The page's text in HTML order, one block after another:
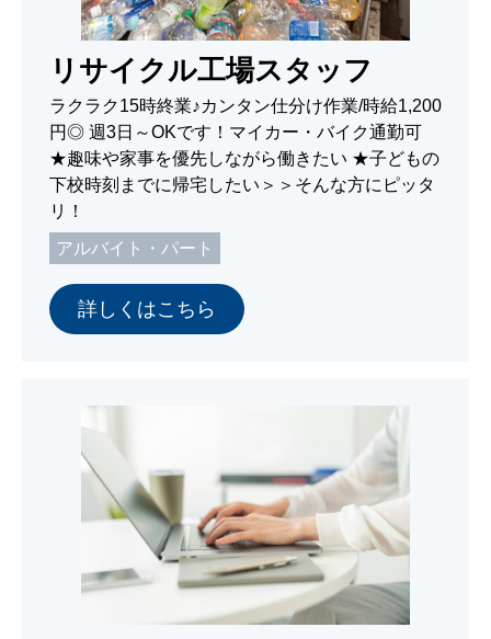
リサイクル工場スタッフ
ラクラク15時終業♪カンタン仕分け作業/時給1,200
円◎ 週3日～OKです！マイカー・バイク通勤可
★趣味や家事を優先しながら働きたい ★子どもの
下校時刻までに帰宅したい＞＞そんな方にピッタ
リ！
アルバイト・パート
詳しくはこちら